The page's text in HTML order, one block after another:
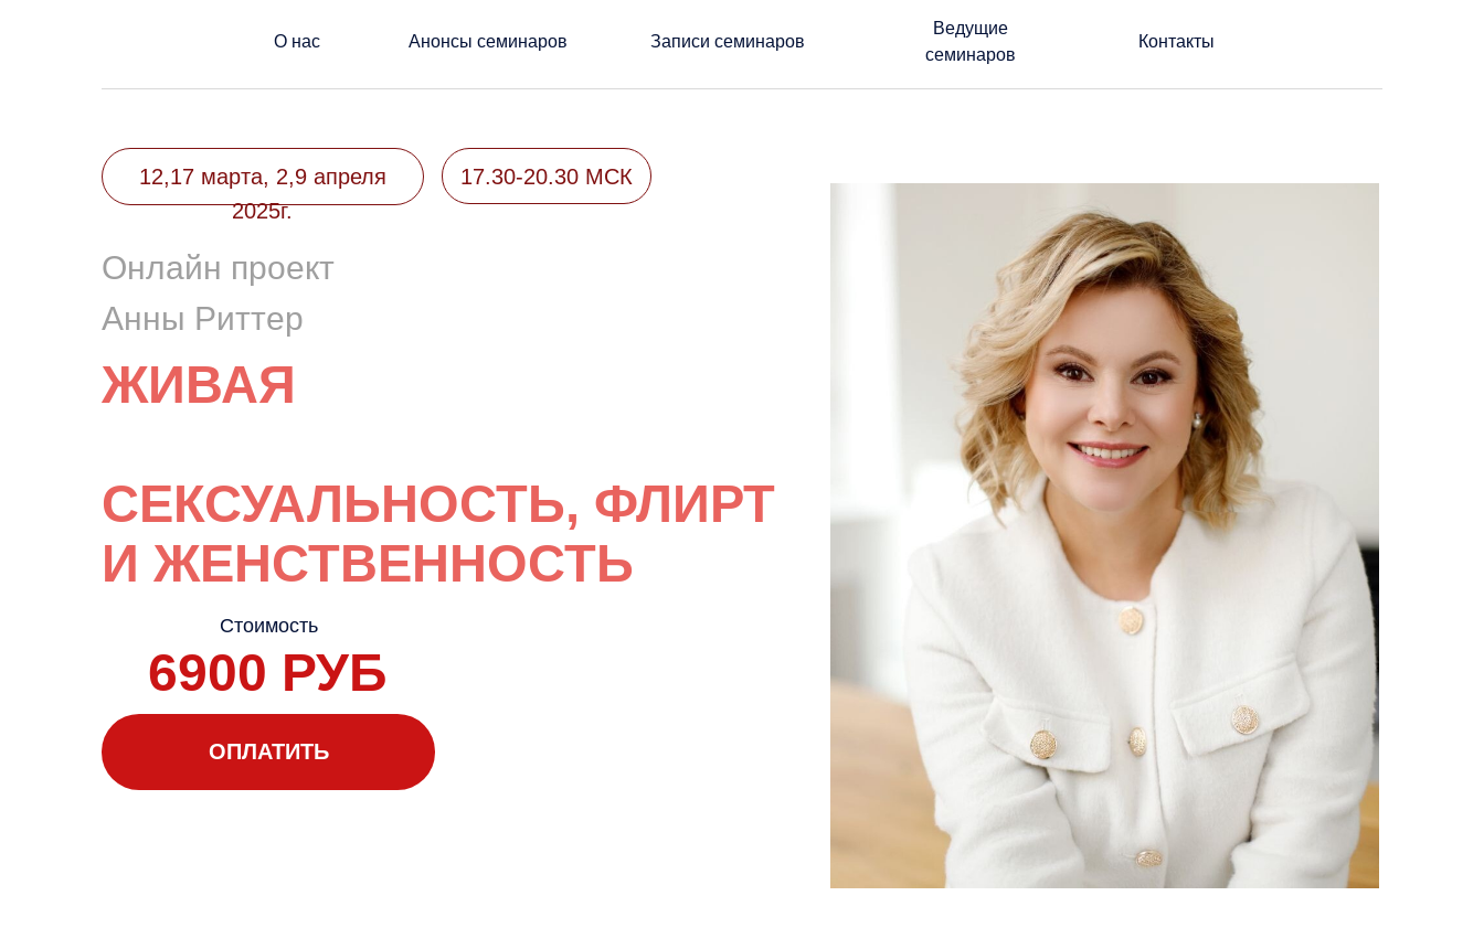
О нас Анонсы семинаров Записи семинаров
Ведущие
семинаров
Контакты
ЖИВАЯ
СЕКСУАЛЬНОСТЬ, ФЛИРТ
И ЖЕНСТВЕННОСТЬ
Онлайн проект
Анны Риттер
12,17 марта, 2,9 апреля
2025г.
17.30-20.30 МСК
ОПЛАТИТЬ
6900 РУБ
Стоимость